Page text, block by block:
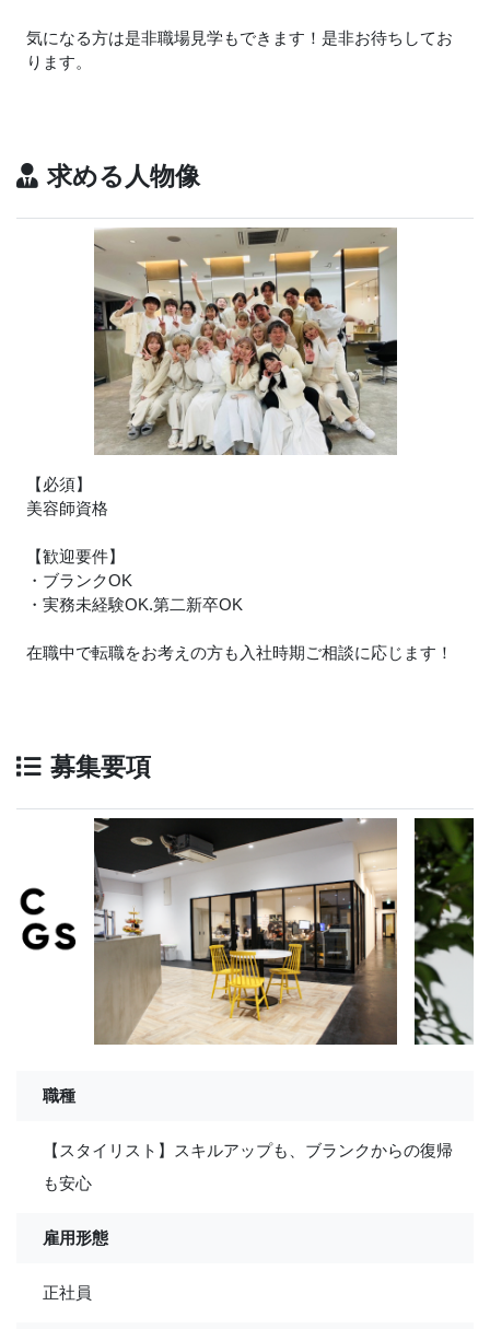
気になる方は是非職場見学もできます！是非お待ちしてお
ります。
求める人物像
【必須】
美容師資格
【歓迎要件】
・ブランクOK
・実務未経験OK.第二新卒OK
在職中で転職をお考えの方も入社時期ご相談に応じます！
募集要項
職種
【スタイリスト】スキルアップも、ブランクからの復帰
も安心
雇用形態
正社員